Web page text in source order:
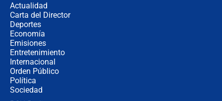
Actualidad
Carta del Director
Deportes
Economía
Emisiones
Entretenimiento
Internacional
Orden Público
Política
Sociedad